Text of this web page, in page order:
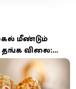
மீண்டும்
தங்க விலை:
புதிய விலை